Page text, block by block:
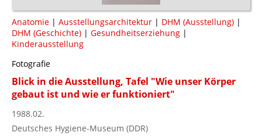
Anatomie | Ausstellungsarchitektur | DHM (Ausstellung) |
DHM (Geschichte) | Gesundheitserziehung |
Kinderausstellung
Fotografie
Blick in die Ausstellung, Tafel "Wie unser Körper
gebaut ist und wie er funktioniert"
1988.02.
Deutsches Hygiene-Museum (DDR)